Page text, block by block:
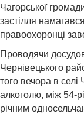
Чагорської
застілля
правоохоронці
Проводячи
Чернівецького
того вечора в селі
алкоголю, між 54-
річним